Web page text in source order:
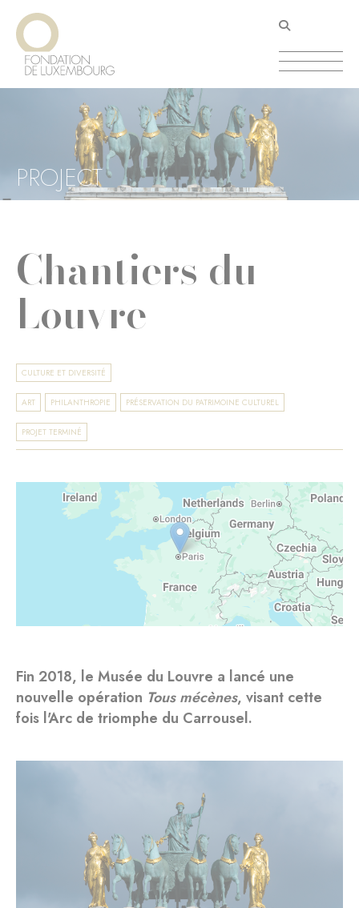
Aller
contenu
principal
PROJECT
Chantiers du
Louvre
CULTURE ET DIVERSITÉ
ART PHILANTHROPIE PRÉSERVATION DU PATRIMOINE CULTUREL
PROJET TERMINÉ
Fin 2018, le Musée du Louvre a lancé une
nouvelle opération Tous mécènes, visant cette
fois l'Arc de triomphe du Carrousel.
Panneau de gestion des cookies